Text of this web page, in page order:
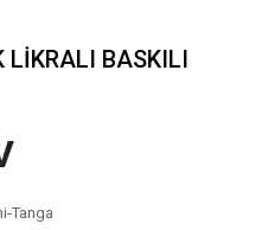
LİKRALI BASKILI
Tanga